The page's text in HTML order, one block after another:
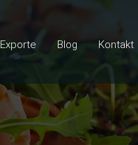
Exporte Blog Kontakt